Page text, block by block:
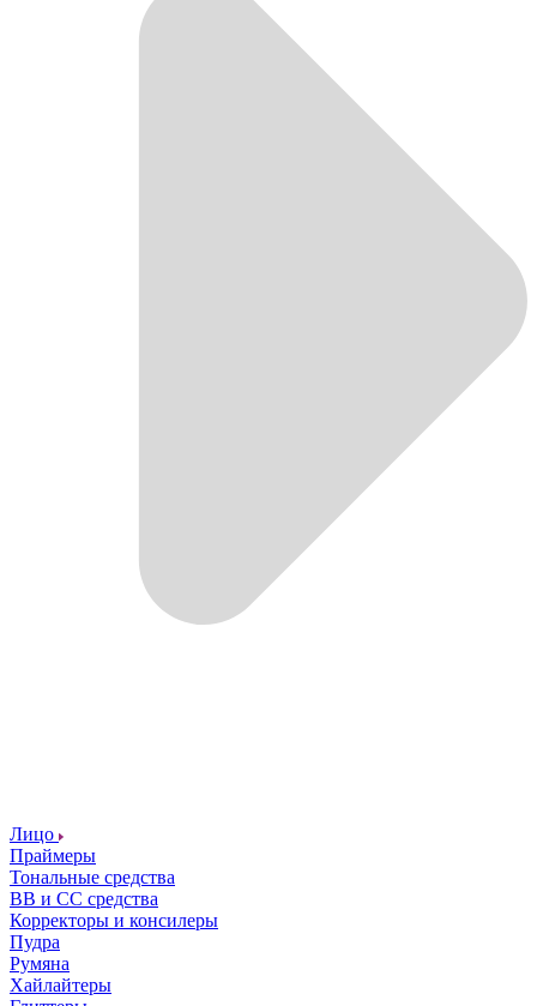
Лицо
Праймеры
Тональные средства
ВВ и СС средства
Корректоры и консилеры
Пудра
Румяна
Хайлайтеры